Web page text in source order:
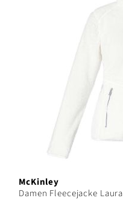
McKinley
Damen Fleecejacke Laura